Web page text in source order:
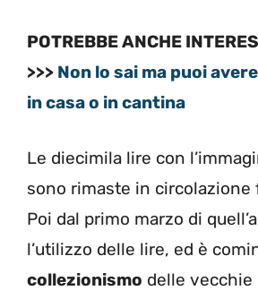
POTREBBE ANCHE
>>> Non lo sai ma puoi
in casa o in cantina
Le diecimila lire con
sono rimaste in circolazione
Poi dal primo marzo di
l’utilizzo delle lire, ed è
collezionismo delle vecchie